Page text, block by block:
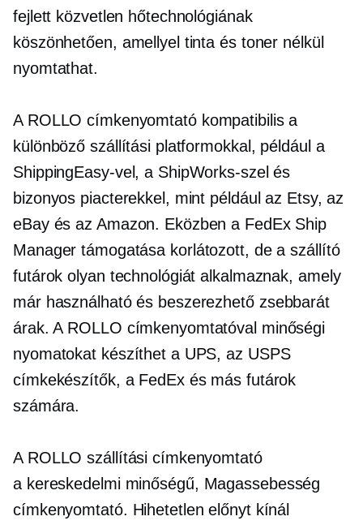
fejlett közvetlen hőtechnológiának
köszönhetően, amellyel tinta és toner nélkül
nyomtathat.
A ROLLO címkenyomtató kompatibilis a
különböző szállítási platformokkal, például a
ShippingEasy-vel, a ShipWorks-szel és
bizonyos piacterekkel, mint például az Etsy, az
eBay és az Amazon. Eközben a FedEx Ship
Manager támogatása korlátozott, de a szállító
futárok olyan technológiát alkalmaznak, amely
már használható és beszerezhető zsebbarát
árak. A ROLLO címkenyomtatóval minőségi
nyomatokat készíthet a UPS, az USPS
címkekészítők, a FedEx és más futárok
számára.
A ROLLO szállítási címkenyomtató
a kereskedelmi minőségű, Magassebesség
címkenyomtató. Hihetetlen előnyt kínál